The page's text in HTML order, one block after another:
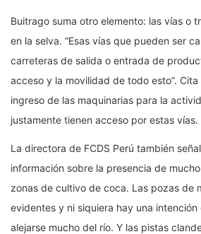
Buitrago suma otro elemento: las vías o
en la selva. “Esas vías que pueden ser
carreteras de salida o entrada de
acceso y la movilidad de todo esto”.
ingreso de las maquinarias para la
justamente tienen acceso por estas vías.
La directora de FCDS Perú también
información sobre la presencia de
zonas de cultivo de coca. Las pozas de
evidentes y ni siquiera hay una
alejarse mucho del río. Y las pistas